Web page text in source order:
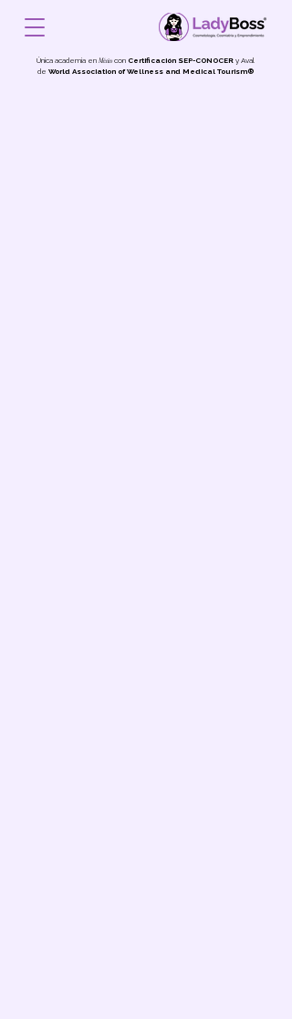
Única academia en Méxicocon Certificación SEP-CONOCER y Aval
de World Association of Wellness and Medical Tourism®